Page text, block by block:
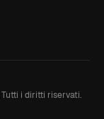
Tutti i diritti riservati.